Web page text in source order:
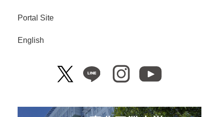
Portal Site
English